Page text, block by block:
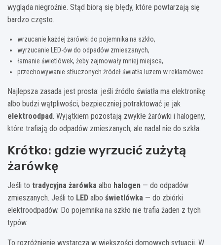
wygląda niegroźnie. Stąd biorą się błędy, które powtarzają się
bardzo często.
wrzucanie każdej żarówki do pojemnika na szkło,
wyrzucanie LED-ów do odpadów zmieszanych,
łamanie świetlówek, żeby zajmowały mniej miejsca,
przechowywanie stłuczonych źródeł światła luzem w reklamówce.
Najlepsza zasada jest prosta: jeśli źródło światła ma elektronikę
albo budzi wątpliwości, bezpieczniej potraktować je jak
elektroodpad. Wyjątkiem pozostają zwykłe żarówki i halogeny,
które trafiają do odpadów zmieszanych, ale nadal nie do szkła.
Krótko: gdzie wyrzucić zużytą
żarówkę
Jeśli to tradycyjna żarówka albo halogen — do odpadów
zmieszanych. Jeśli to LED albo świetlówka — do zbiórki
elektroodpadów. Do pojemnika na szkło nie trafia żaden z tych
typów.
To rozróżnienie wystarcza w większości domowych sytuacji. W